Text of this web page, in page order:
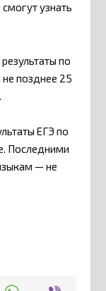
узнать
по
позднее 25
ЕГЭ по
Последними
— не